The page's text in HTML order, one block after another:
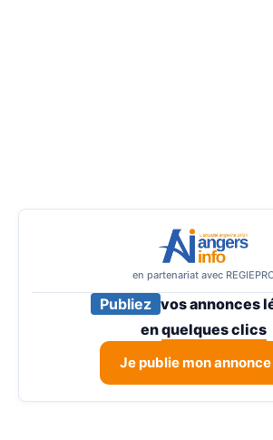
en partenariat avec
Publiez vos annonces
enquelques clics
Je publie mon